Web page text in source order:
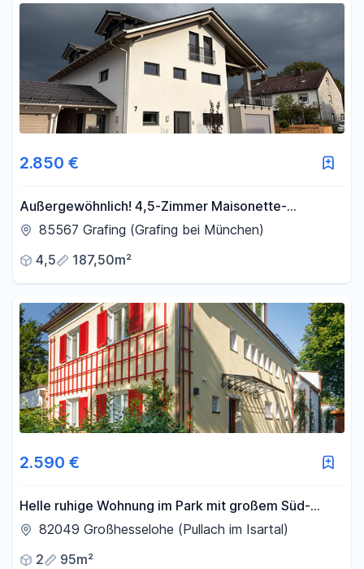
2.850 €
Außergewöhnlich! 4,5-Zimmer Maisonette-
Wohnung in Top-Lage von Grafing
85567 Grafing (Grafing bei München)
4,5
187,50m²
2.590 €
Helle ruhige Wohnung im Park mit großem Süd-
West-Nord-Balkon
82049 Großhesselohe (Pullach im Isartal)
2
95m²